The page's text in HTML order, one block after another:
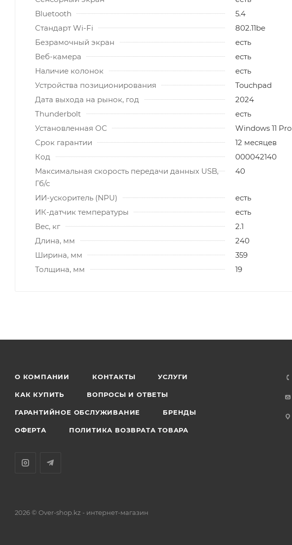
Bluetooth
5.4
Стандарт Wi-Fi
802.11be
Безрамочный экран
есть
Веб-камера
есть
Наличие колонок
есть
Устройства позиционирования
Touchpad
Дата выхода на рынок, год
2024
Thunderbolt
есть
Установленная ОС
Windows 11 Pro
Срок гарантии
12 месяцев
Код
000042140
Максимальная скорость передачи данных USB,
Гб/с
40
ИИ-ускоритель (NPU)
есть
ИК-датчик температуры
есть
Вес, кг
2.1
Длина, мм
240
Ширина, мм
359
Толщина, мм
19
О КОМПАНИИ КОНТАКТЫ УСЛУГИ
КАК КУПИТЬ ВОПРОСЫ И ОТВЕТЫ
ГАРАНТИЙНОЕ ОБСЛУЖИВАНИЕ БРЕНДЫ
ОФЕРТА ПОЛИТИКА ВОЗВРАТА ТОВАРА
2026 © Over-shop.kz - интернет-магазин